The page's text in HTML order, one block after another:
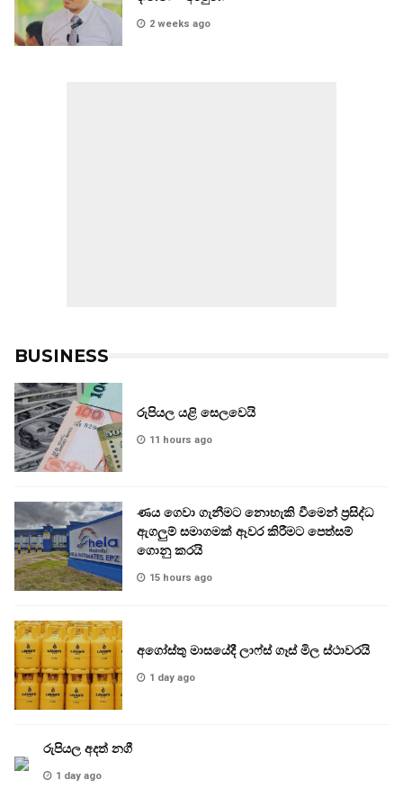
2 weeks ago
BUSINESS
රුපියල යළි සෙලවෙයි
11 hours ago
ණය ගෙවා ගැනීමට නොහැකි වීමෙන් ප්‍රසිද්ධ
ඇගලුම් සමාගමක් ඈවර කිරීමට පෙත්සම්
ගොනු කරයි
15 hours ago
අගෝස්තු මාසයේදී ලාෆ්ස් ගෑස් මිල ස්ථාවරයි
1 day ago
රුපියල අදත් නගී
1 day ago